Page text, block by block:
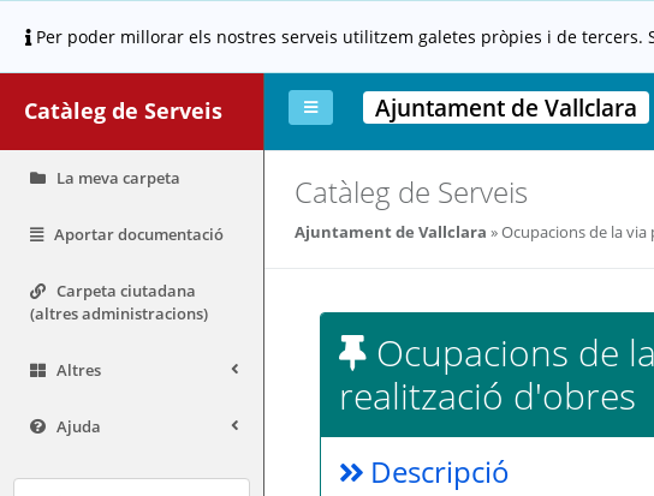
Per poder millorar els nostres serveis utilitzem galetes pròpies i de
Catàleg de Serveis
La meva carpeta
Aportar documentació
Carpeta ciutadana
(altres administracions)
Altres
Ajuda
Ajuntament de Vallclara
Catàleg de Serveis
Ajuntament de Vallclara Ocupacions de la
Ocupacions de
realització d'obres
Descripció